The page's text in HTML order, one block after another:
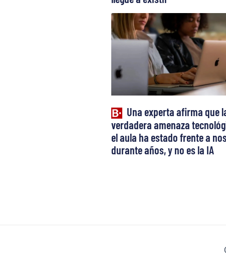
Una experta afirma que
verdadera amenaza
el aula ha estado frente a
durante años, y no es la IA